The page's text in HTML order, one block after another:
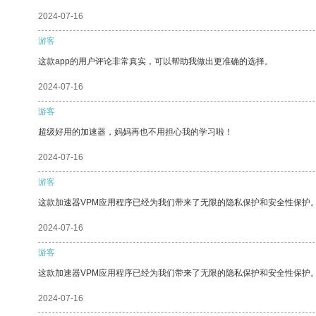
2024-07-16
游客
这款app的用户评论非常真实，可以帮助我做出更准确的选择。
2024-07-16
游客
超级好用的加速器，妈妈再也不用担心我的学习啦！
2024-07-16
游客
这款加速器VPM应用程序已经为我们带来了无限的隐私保护和安全性保护
2024-07-16
游客
这款加速器VPM应用程序已经为我们带来了无限的隐私保护和安全性保护
2024-07-16